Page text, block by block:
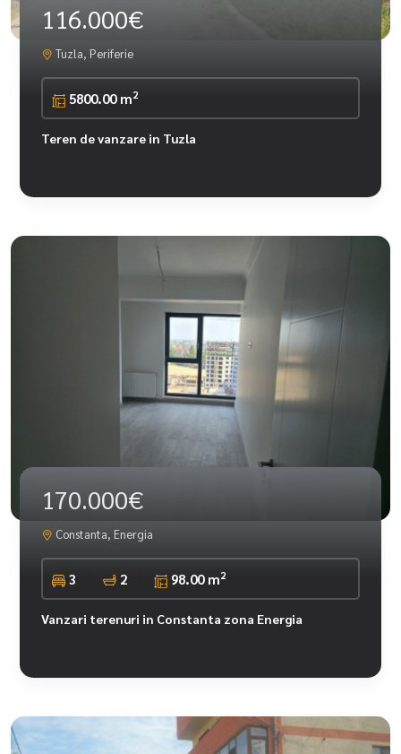
116.000€
Tuzla, Periferie
5800.00 m2
Teren de vanzare in Tuzla
170.000€
Constanta, Energia
3 2 98.00 m2
Vanzari terenuri in Constanta zona Energia